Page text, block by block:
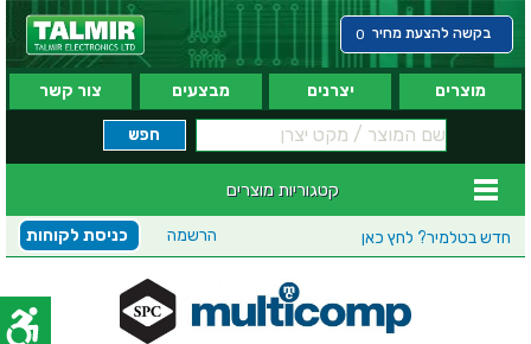
בקשה להצעת מחיר 0
מוצרים יצרנים מבצעים צור קשר
קטגוריות מוצרים
חדש בטלמיר? לחץ כאן כניסת לקוחות הרשמה